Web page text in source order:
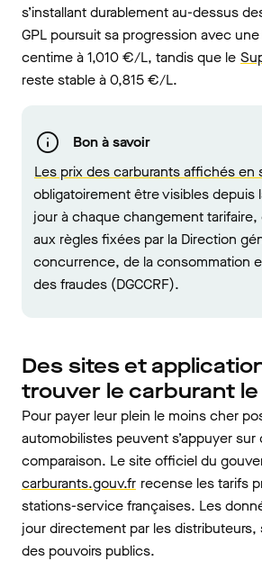
s’installant durablement au-dessus
GPL poursuit sa progression avec
centime à 1,010 €/L, tandis que le
reste stable à 0,815 €/L.
Bon à savoir
Les prix des carburants affichés en
obligatoirement être visibles depuis
jour à chaque changement
aux règles fixées par la Direction
concurrence, de la consommation
des fraudes (DGCCRF).
Des sites et
trouver le carburant
Pour payer leur plein le moins cher
automobilistes peuvent s’appuyer sur
comparaison. Le site officiel du
carburants.gouv.fr recense les tarifs
stations-service françaises. Les
jour directement par les
des pouvoirs publics.